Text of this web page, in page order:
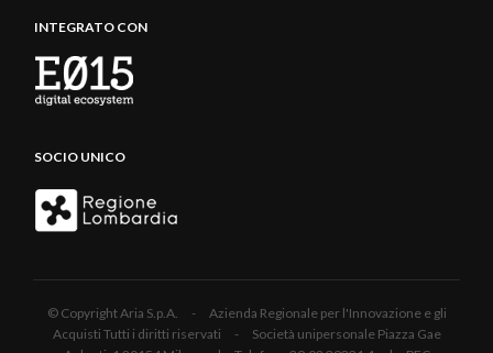
INTEGRATO CON
SOCIO UNICO
© Copyright Aria S.p.A. - Azienda Regionale per l'Innovazione e gli
Acquisti Tutti i diritti riservati - Società unipersonale Piazza Gae